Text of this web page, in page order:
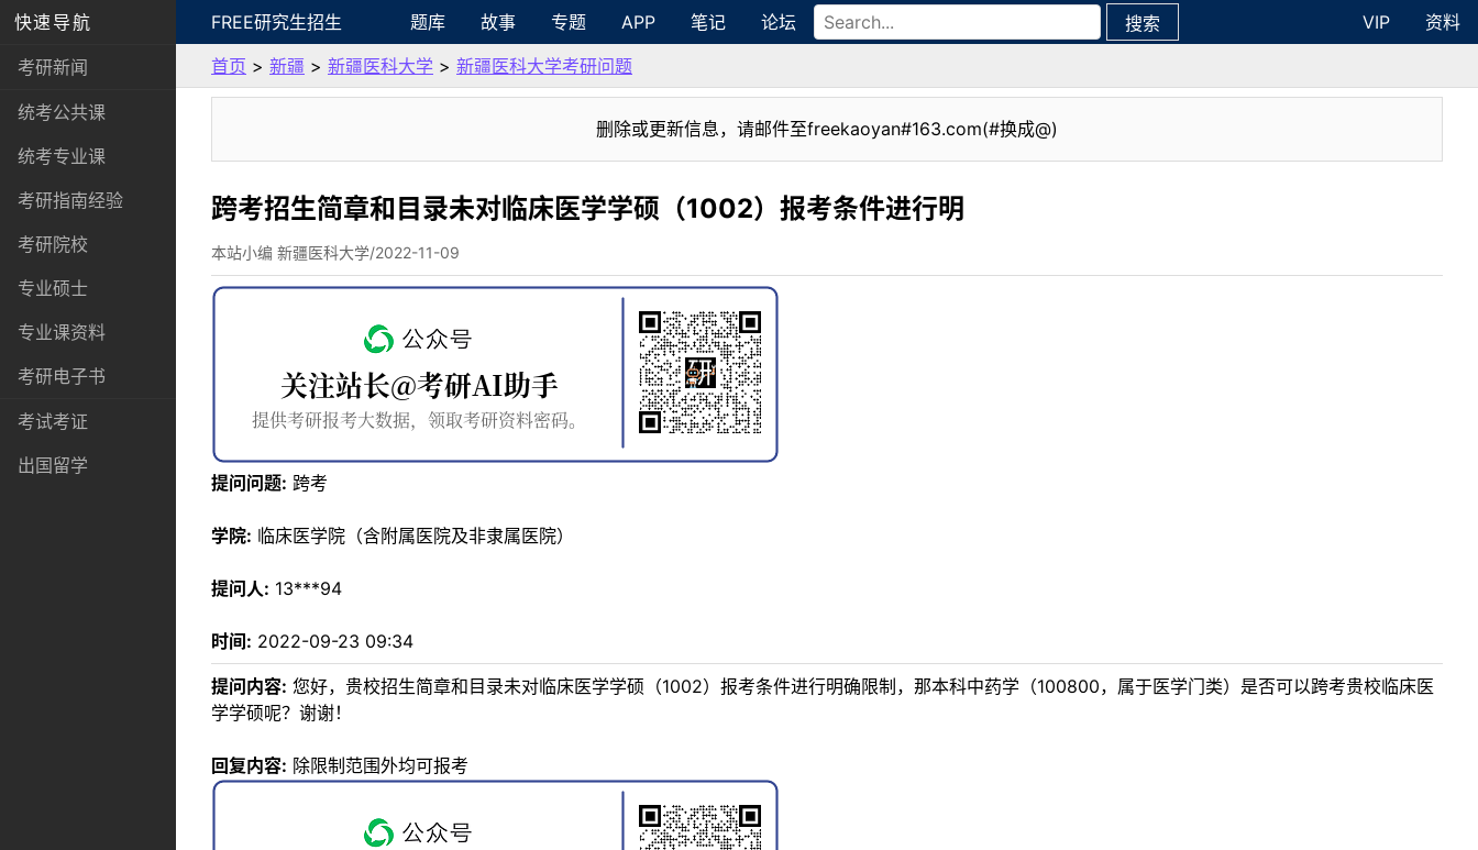
快速导航
考研新闻
统考公共课
统考专业课
考研指南经验
考研院校
专业硕士
专业课资料
考研电子书
考试考证
出国留学
FREE研究生招生 题库 故事 专题 APP 笔记 论坛 搜索 VIP
资料
首页 > 新疆 > 新疆医科大学 > 新疆医科大学考研问题
删除或更新信息，请邮件至freekaoyan#163.com(#换成@)
跨考招生简章和目录未对临床医学学硕（1002）报考条件进行明
本站小编 新疆医科大学/2022-11-09
提问问题: 跨考
学院: 临床医学院（含附属医院及非隶属医院）
提问人: 13***94
时间: 2022-09-23 09:34
提问内容: 您好，贵校招生简章和目录未对临床医学学硕（1002）报考条件进行明确限制，那本科中药学（100800，属于医学门类）是否可以跨考贵校临床医
学学硕呢？谢谢！
回复内容: 除限制范围外均可报考